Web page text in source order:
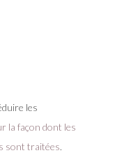
les
la façon dont les
sont traitées.